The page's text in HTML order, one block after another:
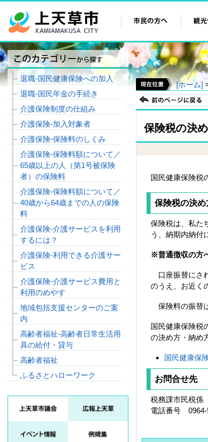
[ホーム]
保険税の決
国民健康保険税
保険税の決
保険税は、私た
う、納期内納付
※普通徴収の方
口座振替にさ
のうえ、お近く
保険料の振替
国民健康保険税
の決め方・納め
国民健康保
お問合せ先
税務課市民税係
電話番号 0964-
退職‐国民健康保険への加入
退職‐国民年金の手続き
介護保険制度の仕組み
介護保険‐加入対象者
介護保険‐保険料のしくみ
介護保険‐保険料額について／
65歳以上の人（第1号被保険
者）の保険料
介護保険‐保険料額について／
40歳から64歳までの人の保険
料
介護保険‐介護サービスを利用
するには？
介護保険‐利用できる介護サー
ビス
介護保険‐介護サービス費用と
利用のめやす
地域包括支援センターのご案
内
高齢者福祉‐高齢者日常生活用
具の給付・貸与
高齢者福祉
ふるさとハローワーク